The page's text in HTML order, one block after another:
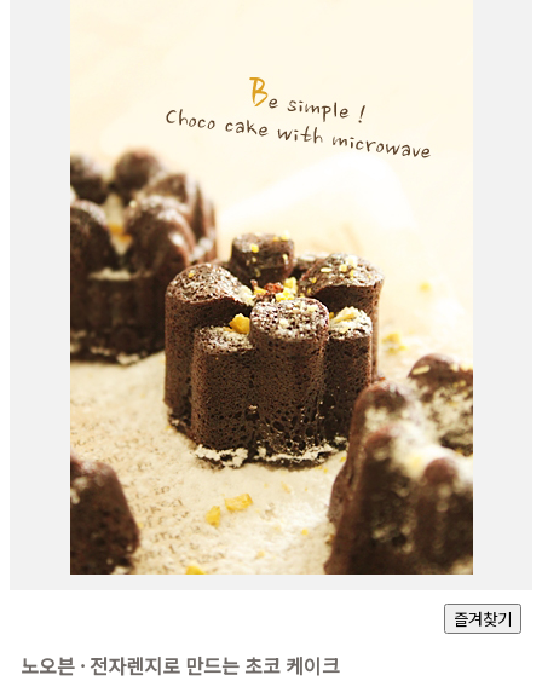
노오븐 · 전자렌지로 만드는 초코 케이크